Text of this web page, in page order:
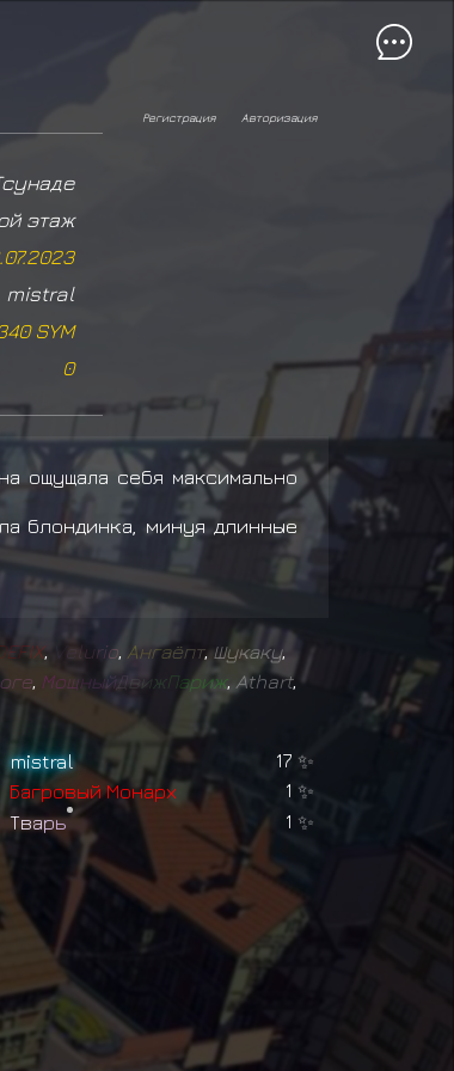
Авторизация
Регистрация
этаж
mistral
SYM
0
ощущала себя максимально
блондинка, минуя длинные
EFIX, elurio Ангаёпт,Шукаку,
оге Мощный Дв и жПариж, Athart,
mistral 17 ✨
БагровыйМонарх 1 ✨
Тварь 1 ✨